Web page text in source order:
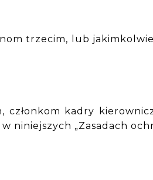
trzecim, lub
kadry
„Zasadach